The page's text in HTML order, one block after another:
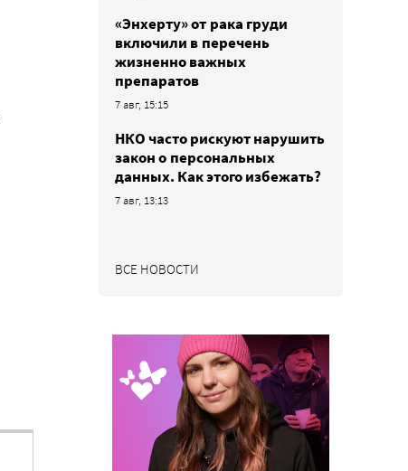
«Энхерту» от рака груди
включили в перечень
жизненно важных
препаратов
7 авг, 15:15
НКО часто рискуют нарушить
закон о персональных
данных. Как этого избежать?
7 авг, 13:13
ВСЕ НОВОСТИ